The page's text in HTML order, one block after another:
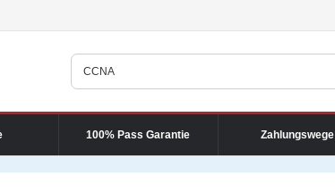
100% Pass Garantie Zahlungswege